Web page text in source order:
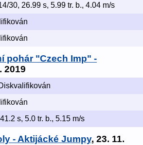
30, 26.99 s, 5.99 tr. b., 4.04 m/s
pohár "Czech Imp" -
2019
s, 5.0 tr. b., 5.15 m/s
- Aktijácké Jumpy, 23. 11.